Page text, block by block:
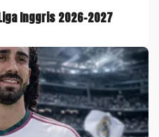
Inggris 2026-2027